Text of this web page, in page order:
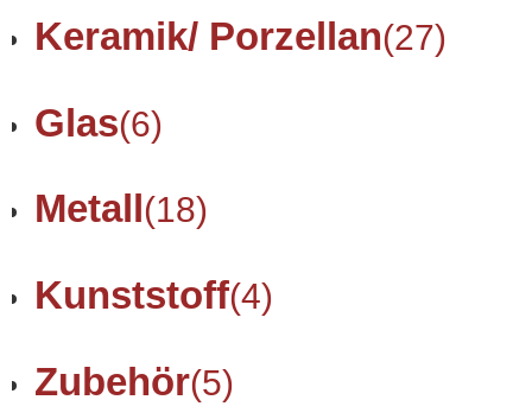
Keramik/ Porzellan(27)
Glas(6)
Metall(18)
Kunststoff(4)
Zubehör(5)